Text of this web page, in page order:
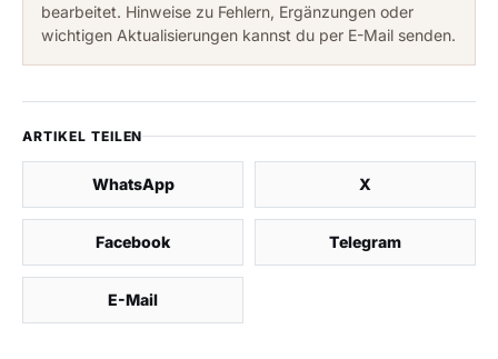
bearbeitet. Hinweise zu Fehlern, Ergänzungen oder
wichtigen Aktualisierungen kannst du per E-Mail senden.
ARTIKEL TEILEN
WhatsApp X
Facebook Telegram
E-Mail